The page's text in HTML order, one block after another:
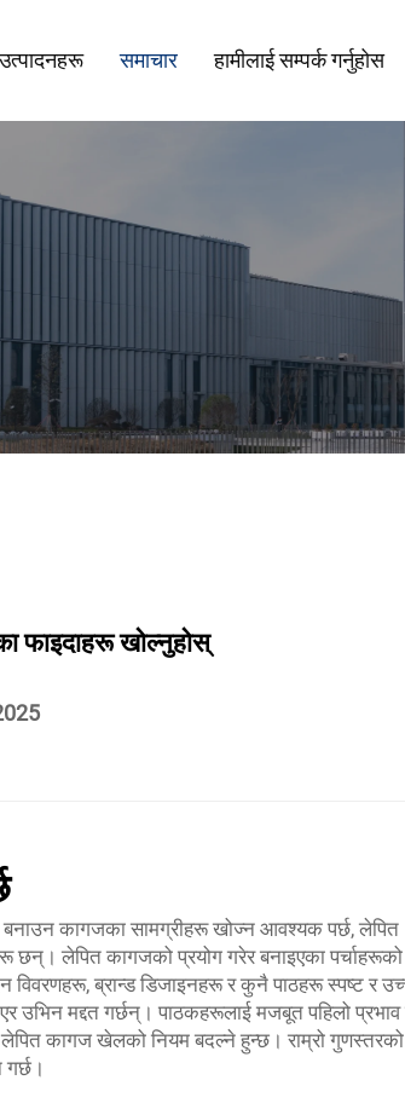
उत्पादनहरू समाचार हामीलाई सम्पर्क गर्नुहोस
फाइदाहरू खोल्नुहोस्
बनाउन कागजका सामग्रीहरू खोज्न आवश्यक पर्छ, लेपित
छन्। लेपित कागजको प्रयोग गरेर बनाइएका
ब्रान्ड डिजाइनहरू र कुनै पाठहरू स्पष्ट र
उभिन मद्दत गर्छन्। पाठकहरूलाई मजबूत पहिलो
कागज खेलको नियम बदल्ने हुन्छ। राम्रो